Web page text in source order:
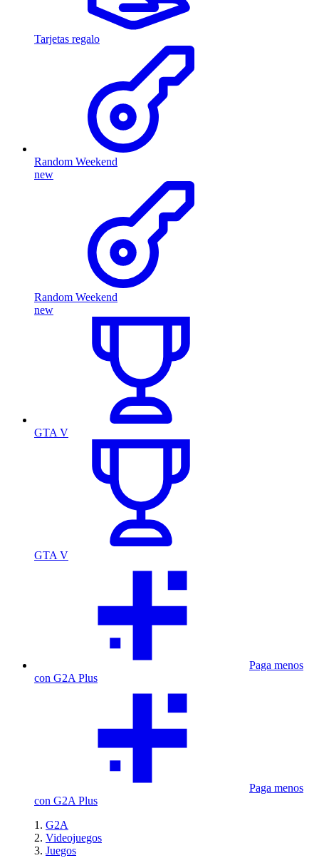
Tarjetas regalo
Random Weekend
new
Random Weekend
new
GTA V
GTA V
Paga menos
con G2A Plus
Paga menos
con G2A Plus
G2A
Videojuegos
Juegos